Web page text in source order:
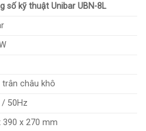
số kỹ thuật Unibar UBN-8L
trân châu khô
/ 50Hz
390 x 270 mm